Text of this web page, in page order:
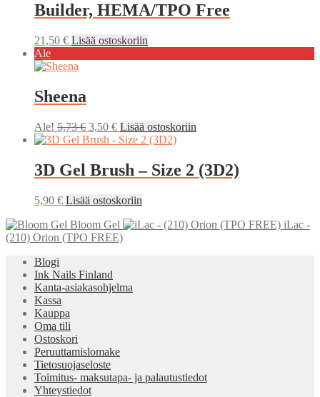
Builder, HEMA/TPO Free
21,50 € Lisää ostoskoriin
Ale
Sheena
Ale! 5,73€ Alkuperäinen
hinta
5,73 €.
3,50 €Nykyinen
hinta
3,50 €.
Lisää ostoskoriin
3D Gel Brush – Size 2 (3D2)
5,90 € Lisää ostoskoriin
Bloom Gel
iLac -
(210) Orion (TPO FREE)
Blogi
Ink Nails Finland
Kanta-asiakasohjelma
Kassa
Kauppa
Oma tili
Ostoskori
Peruuttamislomake
Tietosuojaseloste
Toimitus- maksutapa- ja palautustiedot
Yhteystiedot